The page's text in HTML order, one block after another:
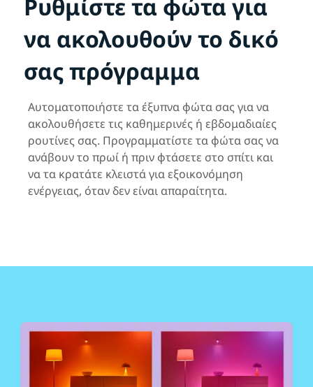
Ρυθμίστε τα φώτα για
να ακολουθούν το δικό
σας πρόγραμμα
Αυτοματοποιήστε τα έξυπνα φώτα σας για να
ακολουθήσετε τις καθημερινές ή εβδομαδιαίες
ρουτίνες σας. Προγραμματίστε τα φώτα σας να
ανάβουν το πρωί ή πριν φτάσετε στο σπίτι και
να τα κρατάτε κλειστά για εξοικονόμηση
ενέργειας, όταν δεν είναι απαραίτητα.